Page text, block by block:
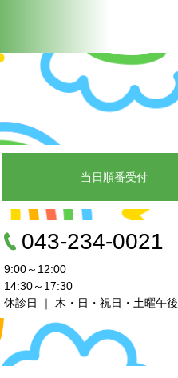
当日順番受付
043-234-0021
9:00～12:00
14:30～17:30
休診日 ｜ 木・日・祝日・土曜午後